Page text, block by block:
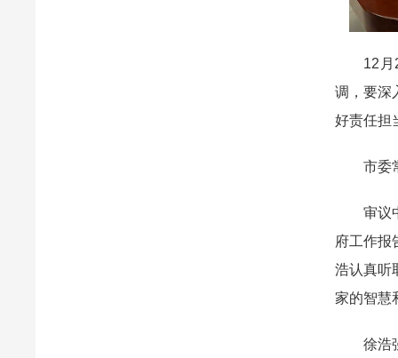
12月23
调，要深
好责任担
市委常
审议中
府工作报
浩认真听
家的智慧
徐浩强